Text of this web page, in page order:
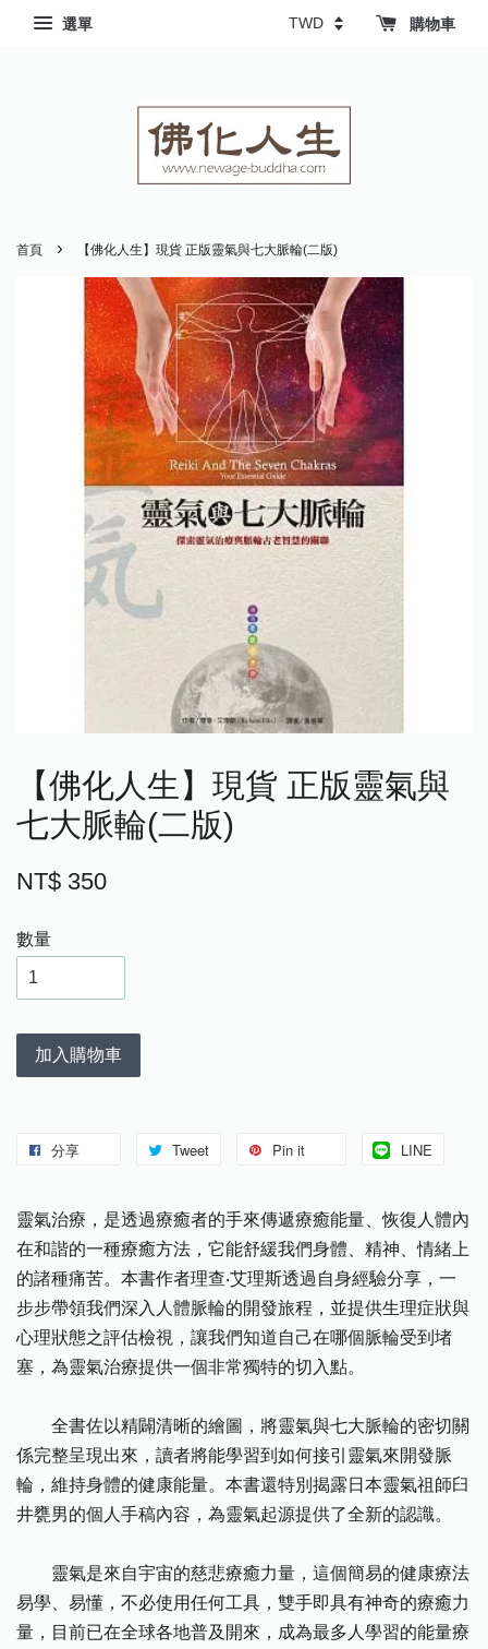
選單 購物車
首頁 › 【佛化人生】現貨 正版靈氣與七大脈輪(二版)
【佛化人生】現貨 正版靈氣與
七大脈輪(二版)
NT$ 350
數量
加入購物車
分享 Tweet Pin it LINE
靈氣治療，是透過療癒者的手來傳遞療癒能量、恢復人體內
在和諧的一種療癒方法，它能舒緩我們身體、精神、情緒上
的諸種痛苦。本書作者理查‧艾理斯透過自身經驗分享，一
步步帶領我們深入人體脈輪的開發旅程，並提供生理症狀與
心理狀態之評估檢視，讓我們知道自己在哪個脈輪受到堵
塞，為靈氣治療提供一個非常獨特的切入點。
全書佐以精闢清晰的繪圖，將靈氣與七大脈輪的密切關
係完整呈現出來，讀者將能學習到如何接引靈氣來開發脈
輪，維持身體的健康能量。本書還特別揭露日本靈氣祖師臼
井甕男的個人手稿內容，為靈氣起源提供了全新的認識。
靈氣是來自宇宙的慈悲療癒力量，這個簡易的健康療法
易學、易懂，不必使用任何工具，雙手即具有神奇的療癒力
量，目前已在全球各地普及開來，成為最多人學習的能量療